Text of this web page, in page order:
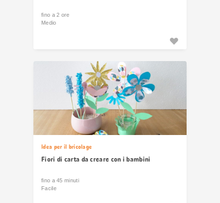
fino a 2 ore
Medio
Idea per il bricolage
Fiori di carta da creare con i bambini
fino a 45 minuti
Facile